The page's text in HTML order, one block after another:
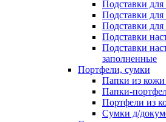
Подставки
Подставки
Подставки для
Подставки
Подставки
заполненные
Портфели, сумки
Папки из кожи
Папки-
Портфели из
Сумки д/